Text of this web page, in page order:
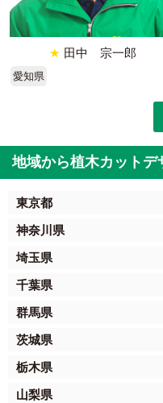
★ 田中 宗一郎
愛知県
地域から植木カットデ
東京都
神奈川県
埼玉県
千葉県
群馬県
茨城県
栃木県
山梨県